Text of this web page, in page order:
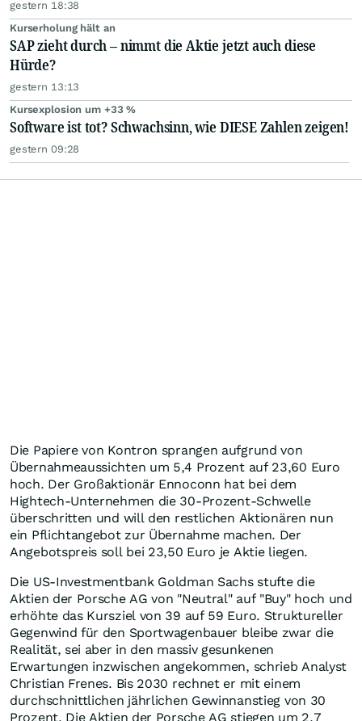
gestern 18:38
Kurserholung hält an
SAP zieht durch – nimmt die Aktie jetzt auch diese
Hürde?
gestern 13:13
Kursexplosion um +33 %
Software ist tot? Schwachsinn, wie DIESE Zahlen zeigen!
gestern 09:28
Die Papiere von Kontron sprangen aufgrund von
Übernahmeaussichten um 5,4 Prozent auf 23,60 Euro
hoch. Der Großaktionär Ennoconn hat bei dem
Hightech-Unternehmen die 30-Prozent-Schwelle
überschritten und will den restlichen Aktionären nun
ein Pflichtangebot zur Übernahme machen. Der
Angebotspreis soll bei 23,50 Euro je Aktie liegen.
Die US-Investmentbank Goldman Sachs stufte die
Aktien der Porsche AG von "Neutral" auf "Buy" hoch und
erhöhte das Kursziel von 39 auf 59 Euro. Struktureller
Gegenwind für den Sportwagenbauer bleibe zwar die
Realität, sei aber in den massiv gesunkenen
Erwartungen inzwischen angekommen, schrieb Analyst
Christian Frenes. Bis 2030 rechnet er mit einem
durchschnittlichen jährlichen Gewinnanstieg von 30
Prozent. Die Aktien der Porsche AG stiegen um 2,7